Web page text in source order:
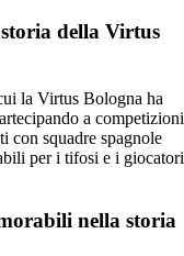
della Virtus
la Virtus Bologna ha
a competizioni
con squadre spagnole
per i tifosi e i giocatori
nella storia